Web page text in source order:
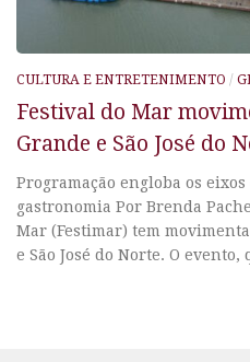
CULTURA E ENTRETENIMENTO /
Festival do Mar
Grande e São José do
Programação engloba os
gastronomia Por Brenda
Mar (Festimar) tem
e São José do Norte. O evento,